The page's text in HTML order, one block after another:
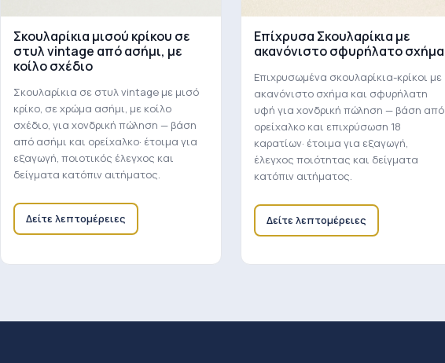
Σκουλαρίκια μισού κρίκου σε
στυλ vintage από ασήμι, με
κοίλο σχέδιο
Σκουλαρίκια σε στυλ vintage με μισό
κρίκο, σε χρώμα ασήμι, με κοίλο
σχέδιο, για χονδρική πώληση — βάση
από ασήμι και ορείχαλκο· έτοιμα για
εξαγωγή, ποιοτικός έλεγχος και
δείγματα κατόπιν αιτήματος.
Δείτε λεπτομέρειες
Επίχρυσα Σκουλαρίκια με
ακανόνιστο σφυρήλατο σχήμα
Επιχρυσωμένα σκουλαρίκια-κρίκοι με
ακανόνιστο σχήμα και σφυρήλατη
υφή για χονδρική πώληση — βάση από
ορείχαλκο και επιχρύσωση 18
καρατίων· έτοιμα για εξαγωγή,
έλεγχος ποιότητας και δείγματα
κατόπιν αιτήματος.
Δείτε λεπτομέρειες